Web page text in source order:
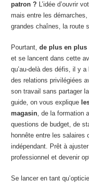
patron ? L’idée d’ouvrir
mais entre les
grandes chaînes, la route
Pourtant,de plus en plus
et se lancent dans cette
qu’au-delà des défis, il y
des relations privilégiées
son travail sans partager
guide, on vous explique
magasin, de la formation
questions de budget, de
honnête entre les salaires
indépendant. Prêt à
professionnel et devenir
Se lancer en tant